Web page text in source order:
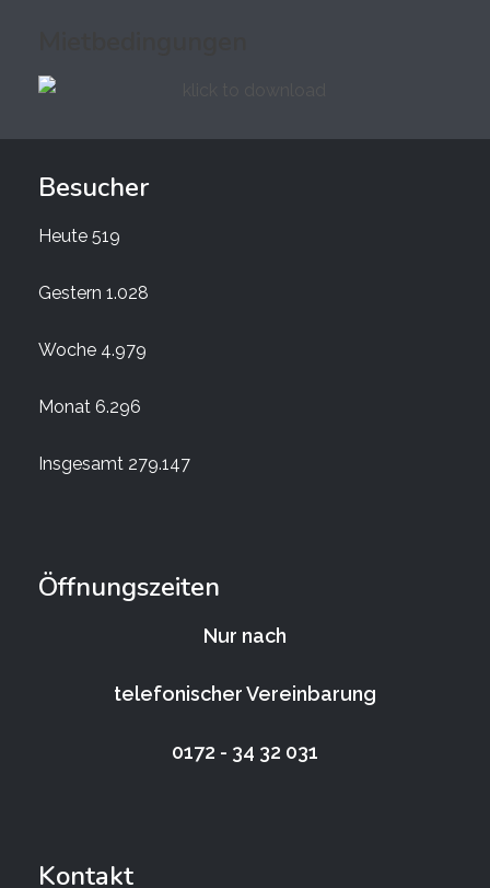
Besucher
Heute 519
Gestern 1.028
Woche 4.979
Monat 6.296
Insgesamt 279.147
Öffnungszeiten
Nur nach
telefonischer Vereinbarung
0172 - 34 32 031
Kontakt